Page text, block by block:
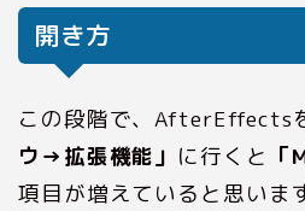
開き方
この段階で、AfterEffects
ウ→拡張機能」 に行くと
項目が増えていると思いま